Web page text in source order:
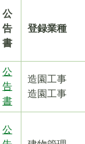
公
告
書
登録業種
公
告
書
造園工事
造園工事
公